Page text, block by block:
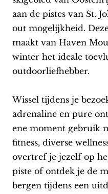
aan de pistes van St.
out mogelijkheid.
maakt van Haven
winter het ideale
outdoorliefhebber.
Wissel tijdens je
adrenaline en pure
ene moment gebruik
fitness, diverse
overtref je jezelf op
piste of ontdek je de
bergen tijdens een